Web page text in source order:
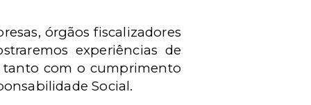
órgãos fiscalizadores
experiências de
tanto com o cumprimento
Social.